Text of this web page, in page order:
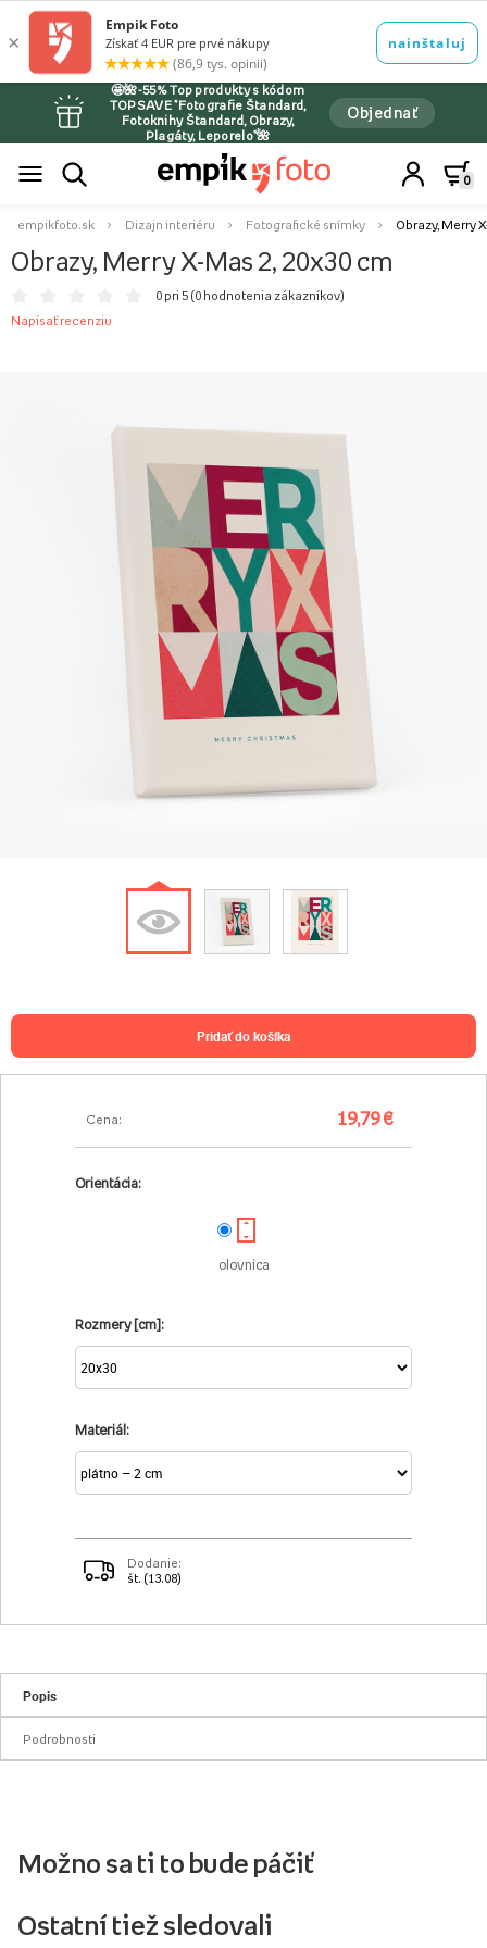
🤩🌺-55% Top produkty s kódom
TOPSAVE *Fotografie Štandard,
Fotoknihy Štandard, Obrazy,
Plagáty, Leporelo*🌺
Objednať
0
empikfoto.sk Dizajn interiéru Fotografické snímky Obrazy, Merry
Obrazy, Merry X-Mas 2, 20x30 cm
0 pri 5 (0 hodnotenia zákazníkov)
Napísať recenziu
Cena: 19,79 €
Orientácia:
olovnica
Rozmery [cm]:
Materiál:
Dodanie:
št. (13.08)
pridať do košíka
Popis
Podrobnosti
Možno sa ti to bude páčiť
Ostatní tiež sledovali